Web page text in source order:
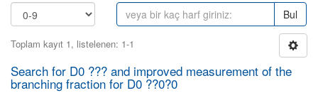
Bul
Toplam kayıt 1, listelenen: 1-1
Search for D0 ??? and improved measurement of the
branching fraction for D0 ??0?0